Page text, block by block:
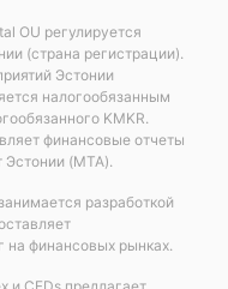
OU регулируется
(страна регистрации).
Эстонии
налогообязанным
KMKR.
финансовые отчеты
(MTA).
разработкой
на финансовых рынках.